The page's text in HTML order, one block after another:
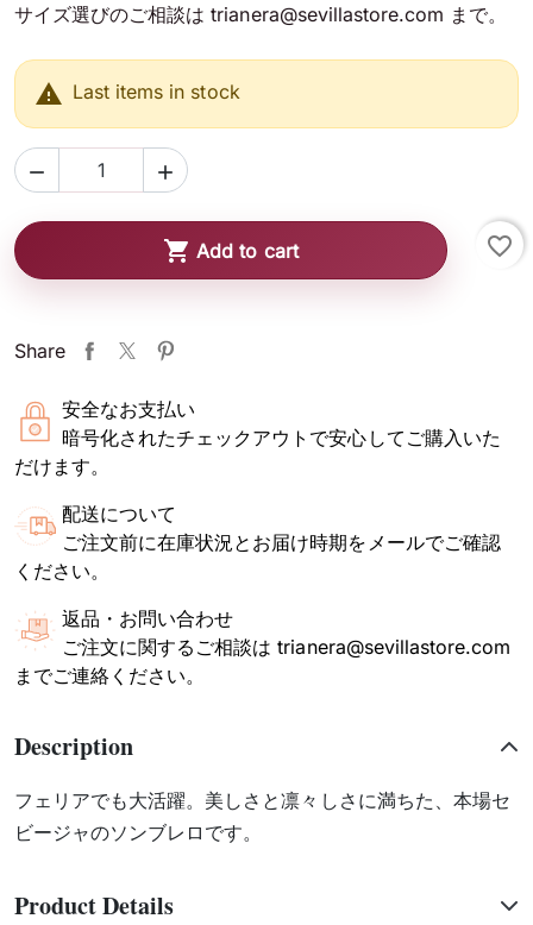
サイズ選びのご相談は trianera@sevillastore.com まで。
 Last items in stock
 
 Add to cart favorite_border
Share
安全なお支払い
暗号化されたチェックアウトで安心してご購入いた
だけます。
配送について
ご注文前に在庫状況とお届け時期をメールでご確認
ください。
返品・お問い合わせ
ご注文に関するご相談は trianera@sevillastore.com
までご連絡ください。
Description
フェリアでも大活躍。美しさと凛々しさに満ちた、本場セ
ビージャのソンブレロです。
Product Details